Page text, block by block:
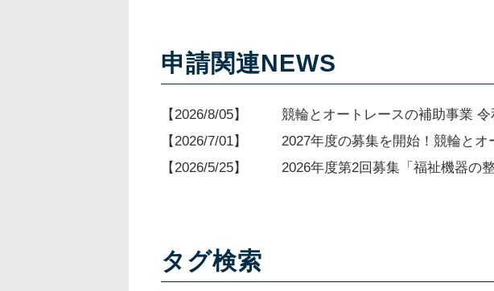
申請関連NEWS
2026/8/05
競輪とオートレースの補助事業
2026/7/01
2027年度の募集を開始！競輪と
2026/5/25
2026年度第2回募集「福祉機器の
タグ検索